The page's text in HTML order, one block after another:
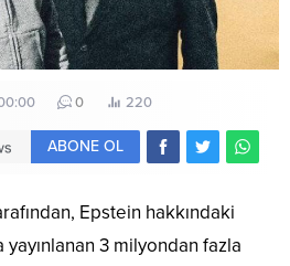
0 220
ABONE OL
Epstein hakkındaki
3 milyondan fazla